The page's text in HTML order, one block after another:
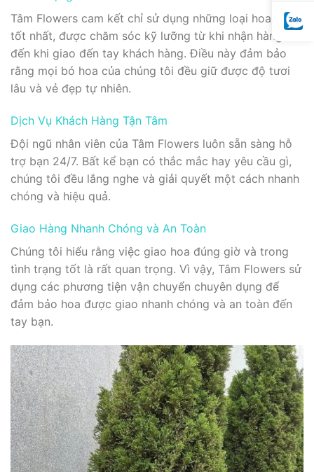
Tâm Flowers cam kết chỉ sử dụng những loại hoa tươi
tốt nhất, được chăm sóc kỹ lưỡng từ khi nhận hàng
đến khi giao đến tay khách hàng. Điều này đảm bảo
rằng mọi bó hoa của chúng tôi đều giữ được độ tươi
lâu và vẻ đẹp tự nhiên.
Dịch Vụ Khách Hàng Tận Tâm
Đội ngũ nhân viên của Tâm Flowers luôn sẵn sàng hỗ
trợ bạn 24/7. Bất kể bạn có thắc mắc hay yêu cầu gì,
chúng tôi đều lắng nghe và giải quyết một cách nhanh
chóng và hiệu quả.
Giao Hàng Nhanh Chóng và An Toàn
Chúng tôi hiểu rằng việc giao hoa đúng giờ và trong
tình trạng tốt là rất quan trọng. Vì vậy, Tâm Flowers sử
dụng các phương tiện vận chuyển chuyên dụng để
đảm bảo hoa được giao nhanh chóng và an toàn đến
tay bạn.